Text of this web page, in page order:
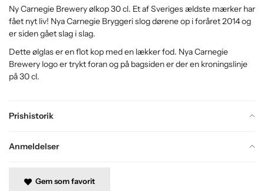
Prishistorik
Anmeldelser
Ny Carnegie Brewery ølkop 30 cl. Et af Sveriges ældste mærker har
fået nyt liv! Nya Carnegie Bryggeri slog dørene op i foråret 2014 og
er siden gået slag i slag.
Dette ølglas er en flot kop med en lækker fod. Nya Carnegie
Brewery logo er trykt foran og på bagsiden er der en kroningslinje
på 30 cl.
Gem som favorit